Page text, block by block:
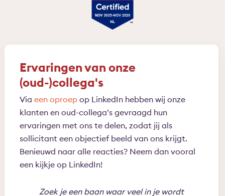
Ervaringen van onze
(oud-)collega's
Via een oproepop LinkedIn hebben wij onze
klanten en oud-collega’s gevraagd hun
ervaringen met ons te delen, zodat jij als
sollicitant een objectief beeld van ons krijgt.
Benieuwd naar alle reacties? Neem dan vooral
een kijkje op LinkedIn!
Zoek je een baan waar veel in je wordt